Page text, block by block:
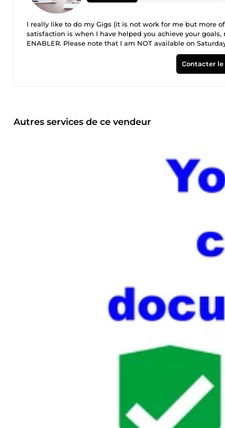
I really like to do my Gigs (it is not work for me but more
satisfaction is when I have helped you achieve your
ENABLER. Please note that I am NOT available on
Contacter
Autres services de ce vendeur